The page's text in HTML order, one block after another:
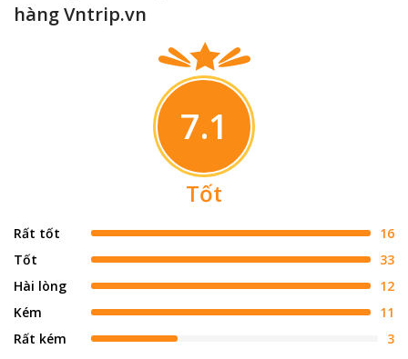
hàng Vntrip.vn
7.1
Tốt
Rất tốt
16
Tốt
33
Hài lòng
12
Kém
11
Rất kém
3